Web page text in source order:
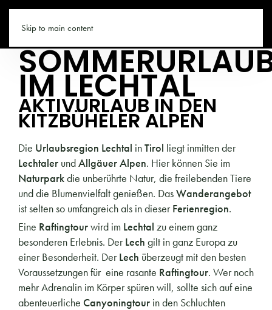
Skip to main content
TIROL.CO
IM LECHTAL
AKTIVURLAUB IN DEN
KITZBÜHELER ALPEN
Die Urlaubsregion Lechtal inTirol liegt inmitten der
Lechtaler undAllgäuer Alpen. Hier können Sie im
Naturparkdie unberührte Natur, die freilebenden Tiere
und die Blumenvielfalt genießen. DasWanderangebot
ist selten so umfangreich als in dieserFerienregion.
Eine Raftingtourwird im Lechtal zu einem ganz
besonderen Erlebnis. DerLech gilt in ganz Europa zu
einer Besonderheit. DerLech überzeugt mit den besten
Voraussetzungen für eine rasante Raftingtour. Wer noch
mehr Adrenalin im Körper spüren will, sollte sich auf eine
abenteuerliche Canyoningtour in den Schluchten